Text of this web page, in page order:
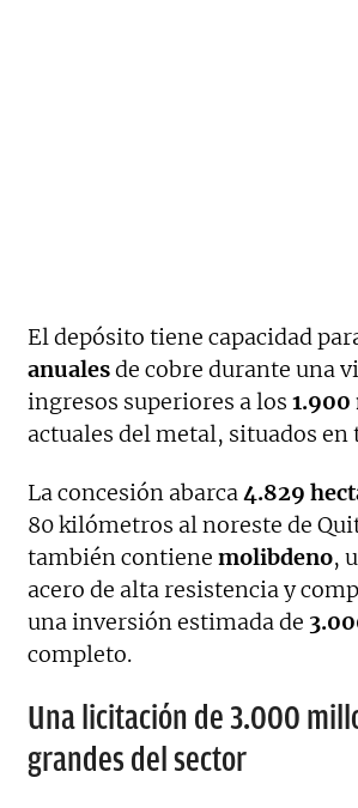
El depósito tiene capacidad
anualesde cobre durante una
ingresos superiores a los 1.900
actuales del metal, situados
La concesión abarca4.829
80 kilómetros al noreste de
también contiene molibdeno,
acero de alta resistencia y
una inversión estimada de
completo.
Una licitación de 3.000
grandes del sector